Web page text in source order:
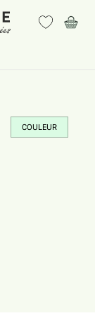
COULEUR